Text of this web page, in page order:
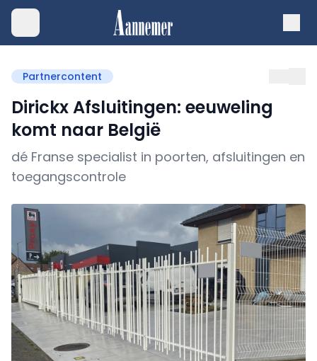
Partnercontent
Dirickx Afsluitingen: eeuweling
komt naar België
dé Franse specialist in poorten, afsluitingen en
toegangscontrole